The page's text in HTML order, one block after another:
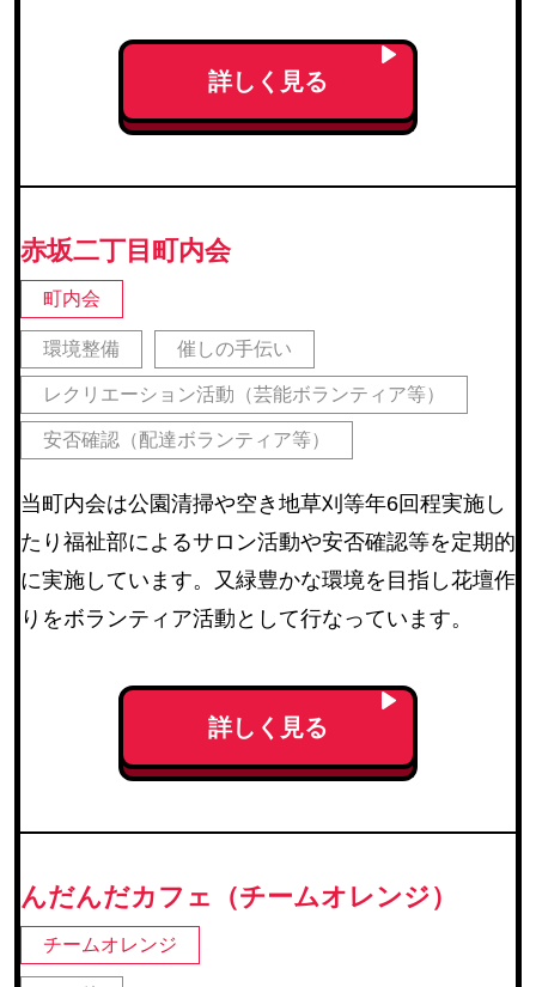
詳しく見る
赤坂二丁目町内会
町内会
環境整備 催しの手伝い
レクリエーション活動（芸能ボランティア等）
安否確認（配達ボランティア等）
当町内会は公園清掃や空き地草刈等年6回程実施し
たり福祉部によるサロン活動や安否確認等を定期的
に実施しています。又緑豊かな環境を目指し花壇作
りをボランティア活動として行なっています。
詳しく見る
んだんだカフェ（チームオレンジ）
チームオレンジ